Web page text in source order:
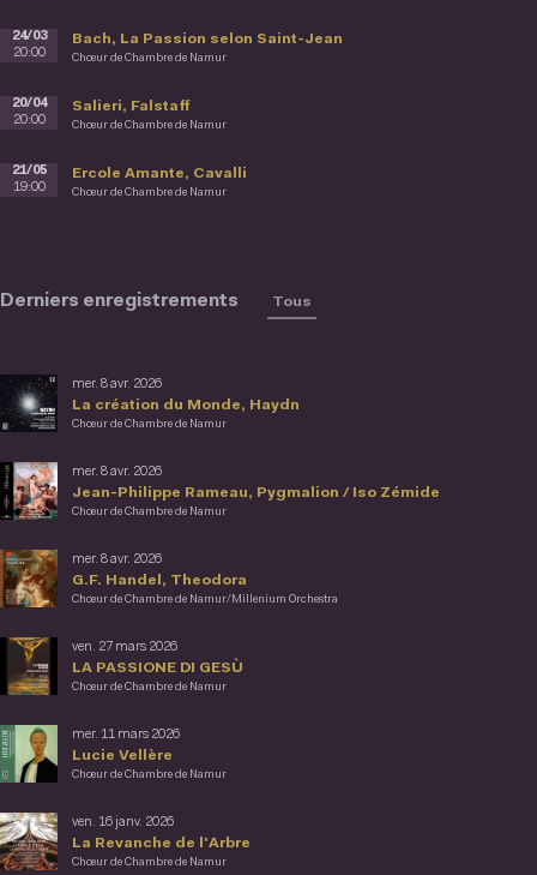
Bach, La Passion selon Saint-Jean
Chœur de Chambre de Namur
24/03
20:00
Salieri, Falstaff
Chœur de Chambre de Namur
20/04
20:00
Ercole Amante, Cavalli
Chœur de Chambre de Namur
21/05
19:00
Derniers enregistrements Tous
La création du Monde, Haydn
mer. 8 avr. 2026
Chœur de Chambre de Namur
Jean-Philippe Rameau, Pygmalion / Iso Zémide
mer. 8 avr. 2026
Chœur de Chambre de Namur
G.F. Handel, Theodora
mer. 8 avr. 2026
Chœur de Chambre de Namur/Millenium Orchestra
LA PASSIONE DI GESÙ
ven. 27 mars 2026
Chœur de Chambre de Namur
Lucie Vellère
mer. 11 mars 2026
Chœur de Chambre de Namur
La Revanche de l'Arbre
ven. 16 janv. 2026
Chœur de Chambre de Namur